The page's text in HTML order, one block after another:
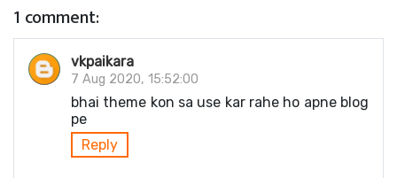
1 comment:
vkpaikara
7 Aug 2020, 15:52:00
bhai theme kon sa use kar rahe ho apne blog
pe
Reply